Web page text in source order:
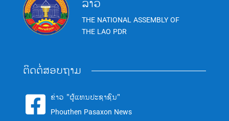
ລາວ
THE NATIONAL ASSEMBLY OF
THE LAO PDR
ຕິດຕໍ່ສອບຖາມ
 ຂ່າວ "ຜູ້ແທນປະຊາຊົນ"
Phouthen Pasaxon News